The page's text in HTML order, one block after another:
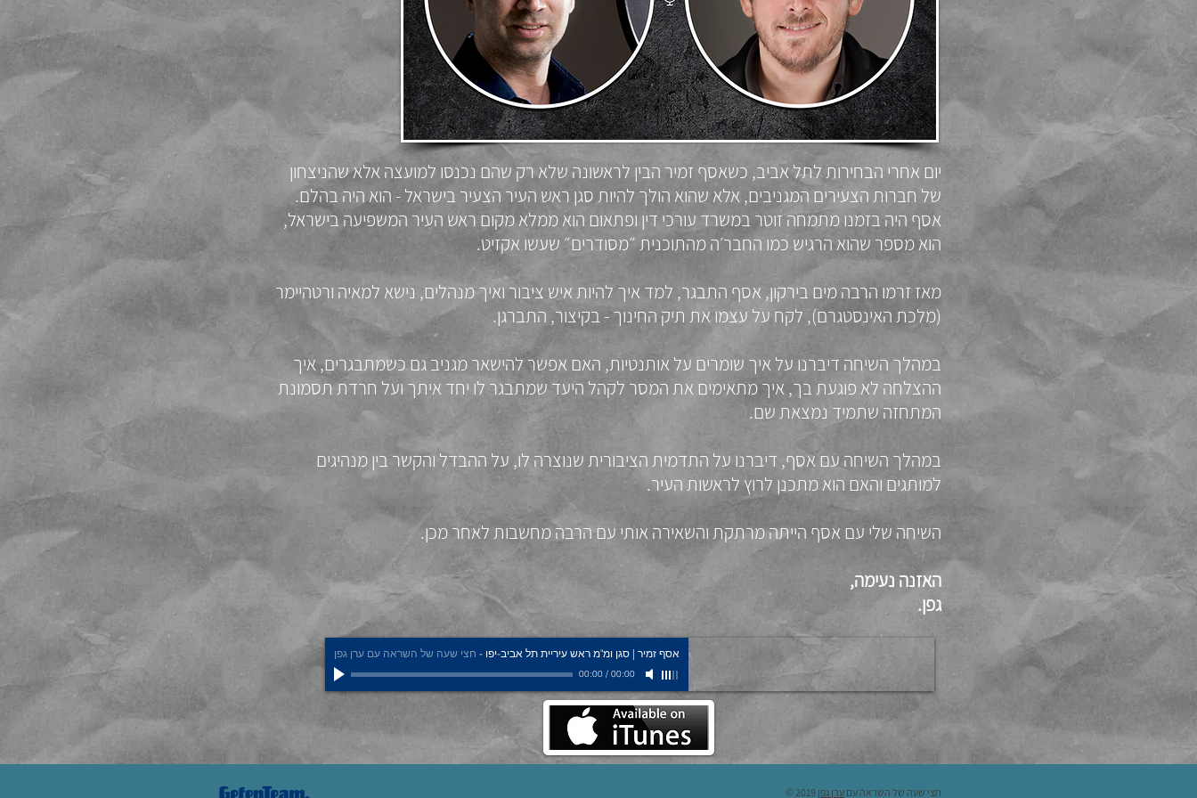
יום אחרי הבחירות לתל אביב, כשאסף זמיר הבין לראשונה שלא רק שהם נכנסו למועצה אלא שהניצחון
של חברות הצעירים המגניבים, אלא שהוא הולך להיות סגן ראש העיר הצעיר בישראל - הוא היה בהלם.
אסף היה בזמנו מתמחה זוטר במשרד עורכי דין ופתאום הוא ממלא מקום ראש העיר המשפיעה בישראל,
הוא מספר שהוא הרגיש כמו החבר׳ה מהתוכנית ״מסודרים״ שעשו אקזיט.
מאז זרמו הרבה מים בירקון, אסף התבגר, למד איך להיות איש ציבור ואיך מנהלים, נישא למאיה ורטהיימר
(מלכת האינסטגרם), לקח על עצמו את תיק החינוך - בקיצור, התברגן.
במהלך השיחה דיברנו על איך שומרים על אותנטיות, האם אפשר להישאר מגניב גם כשמתבגרים, איך
ההצלחה לא פוגעת בך, איך מתאימים את המסר לקהל היעד שמתבגר לו יחד איתך ועל חרדת תסמונת
המתחזה שתמיד נמצאת שם.
במהלך השיחה עם אסף, דיברנו על התדמית הציבורית שנוצרה לו, על ההבדל והקשר בין מנהיגים
למותגים והאם הוא מתכנן לרוץ לראשות העיר.
השיחה שלי עם אסף הייתה מרתקת והשאירה אותי עם הרבה מחשבות לאחר מכן.
האזנה נעימה,
גפן.
אסף זמיר | סגן ומ"מ ראש עיריית תל אביב-יפו - חצי שעה של השראה עם ערן גפן
00:00/ 00:00
© חצי שעה של השראה עם ערן גפן